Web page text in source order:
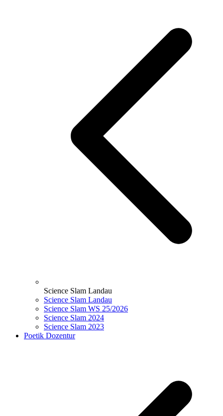
Science Slam Landau
Science Slam Landau
Science Slam WS 25/2026
Science Slam 2024
Science Slam 2023
Poetik Dozentur